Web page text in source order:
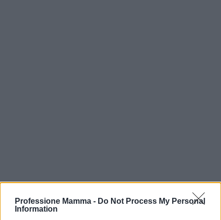
Professione Mamma - Do Not Process My Personal
Information
Continua a leggere